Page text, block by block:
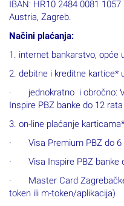
IBAN: HR10 2484 0081
Austria, Zagreb.
Načini plaćanja:
1. internet bankarstvo, opće
2. debitne i kreditne kartice*
· jednokratno i obročno:
Inspire PBZ banke do 12 rata
3. on-line plaćanje
· Visa Premium PBZ do 6
· Visa Inspire PBZ banke
· Master Card
token ili m-token/aplikacija)